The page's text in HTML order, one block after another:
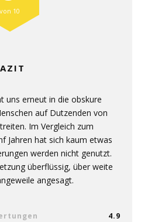
uns erneut in die obskure
auf Dutzenden von
Im Vergleich zum
Jahren hat sich kaum etwas
werden nicht genutzt.
überflüssig, über weite
angesagt.
4.9
von 10